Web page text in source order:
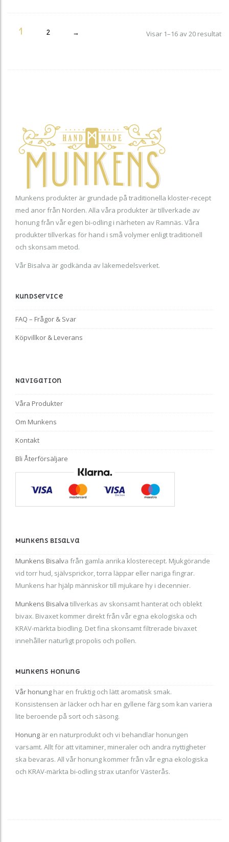
1 2 → Visar 1–16 av 20 resultat
Munkens produkter är grundade på traditionella kloster-recept
med anor från Norden. Alla våra produkter är tillverkade av
honung från vår egen bi-odling i närheten av Ramnäs. Våra
produkter tillverkas för hand i små volymer enligt traditionell
och skonsam metod.
Vår Bisalva är godkända av läkemedelsverket.
Kundservice
FAQ – Frågor & Svar
Köpvillkor & Leverans
Navigation
Våra Produkter
Om Munkens
Kontakt
Bli Återförsäljare
Munkens Bisalva
Munkens Bisalva från gamla anrika klosterecept. Mjukgörande
vid torr hud, självsprickor, torra läppar eller nariga fingrar.
Munkens har hjälp människor till mjukare hy i decennier.
Munkens Bisalva tillverkas av skonsamt hanterat och oblekt
bivax. Bivaxet kommer direkt från vår egna ekologiska och
KRAV-märkta biodling. Det fina skonsamt filtrerade bivaxet
innehåller naturligt propolis och pollen.
Munkens Honung
Vår honung har en fruktig och lätt aromatisk smak.
Konsistensen är läcker och har en gyllene färg som kan variera
lite beroende på sort och säsong.
Honung är en naturprodukt och vi behandlar honungen
varsamt. Allt för att vitaminer, mineraler och andra nyttigheter
ska bevaras. All vår honung kommer från vår egna ekologiska
och KRAV-märkta bi-odling strax utanför Västerås.